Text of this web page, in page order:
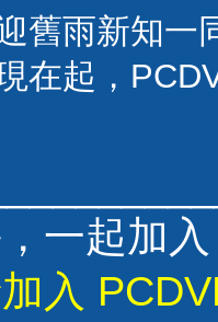
舊雨新知一
在起，
一起加入
入